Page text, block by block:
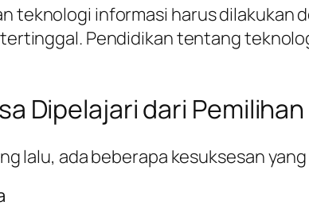
teknologi informasi harus dilakukan
Pendidikan tentang
Dipelajari dari
lalu, ada beberapa kesuksesan